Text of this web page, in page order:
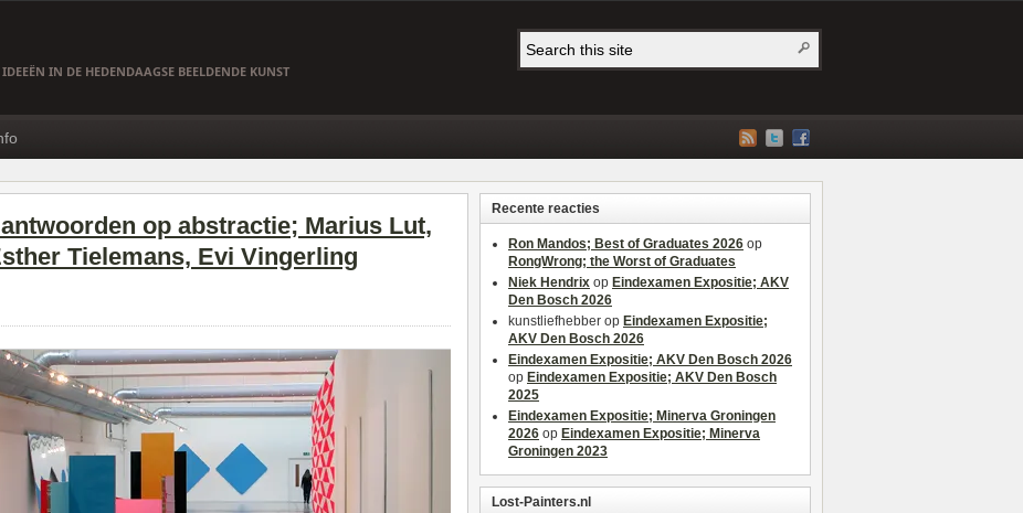
IN DE HEDENDAAGSE BEELDENDE KUNST
op abstractie; Marius Lut,
Tielemans, Evi Vingerling
Recente reacties
Ron Mandos; Best of Graduates 2026 op
RongWrong; the Worst of Graduates
Niek Hendrix op Eindexamen Expositie; AKV
Den Bosch 2026
kunstliefhebber op Eindexamen Expositie;
AKV Den Bosch 2026
Eindexamen Expositie; AKV Den Bosch 2026
op Eindexamen Expositie; AKV Den Bosch
2025
Eindexamen Expositie; Minerva Groningen
2026 op Eindexamen Expositie; Minerva
Groningen 2023
Lost-Painters.nl